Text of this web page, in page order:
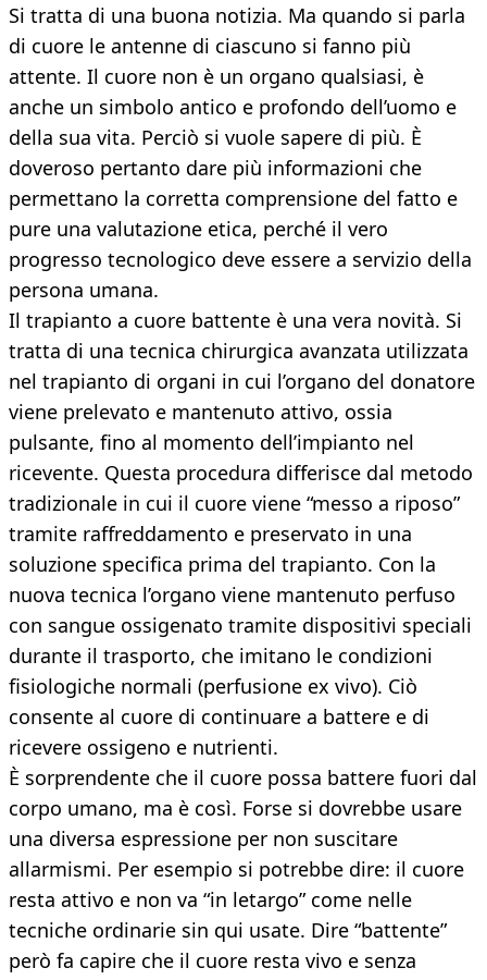
Si tratta di una buona notizia. Ma quando si parla
di cuore le antenne di ciascuno si fanno più
attente. Il cuore non è un organo qualsiasi, è
anche un simbolo antico e profondo dell’uomo e
della sua vita. Perciò si vuole sapere di più. È
doveroso pertanto dare più informazioni che
permettano la corretta comprensione del fatto e
pure una valutazione etica, perché il vero
progresso tecnologico deve essere a servizio della
persona umana.
Il trapianto a cuore battente è una vera novità. Si
tratta di una tecnica chirurgica avanzata utilizzata
nel trapianto di organi in cui l’organo del donatore
viene prelevato e mantenuto attivo, ossia
pulsante, fino al momento dell’impianto nel
ricevente. Questa procedura differisce dal metodo
tradizionale in cui il cuore viene “messo a riposo”
tramite raffreddamento e preservato in una
soluzione specifica prima del trapianto. Con la
nuova tecnica l’organo viene mantenuto perfuso
con sangue ossigenato tramite dispositivi speciali
durante il trasporto, che imitano le condizioni
fisiologiche normali (perfusione ex vivo). Ciò
consente al cuore di continuare a battere e di
ricevere ossigeno e nutrienti.
È sorprendente che il cuore possa battere fuori dal
corpo umano, ma è così. Forse si dovrebbe usare
una diversa espressione per non suscitare
allarmismi. Per esempio si potrebbe dire: il cuore
resta attivo e non va “in letargo” come nelle
tecniche ordinarie sin qui usate. Dire “battente”
però fa capire che il cuore resta vivo e senza